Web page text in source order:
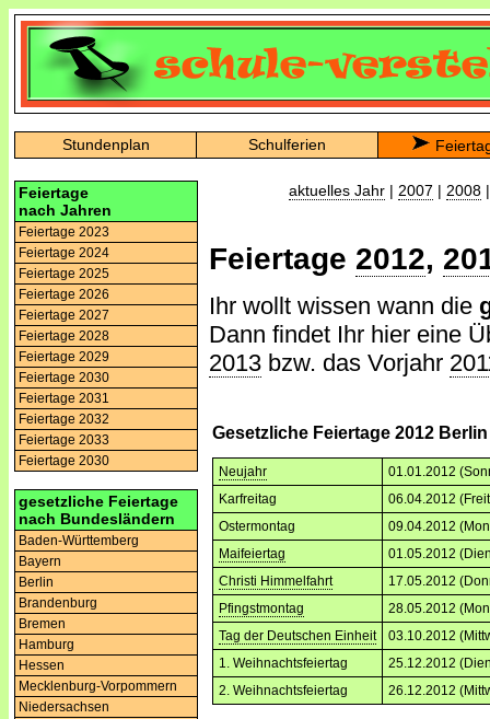
Stundenplan Schulferien
Feiertage
nach Jahren
Feiertage 2023
Feiertage 2024
Feiertage 2025
Feiertage 2026
Feiertage 2027
Feiertage 2028
Feiertage 2029
Feiertage 2030
Feiertage 2031
Feiertage 2032
Feiertage 2033
Feiertage 2030
gesetzliche Feiertage
nach Bundesländern
Baden-Württemberg
Bayern
Berlin
Brandenburg
Bremen
Hamburg
Hessen
Mecklenburg-Vorpommern
Niedersachsen
aktuelles Jahr | 2007 | 2008
Feiertage 2012,
Ihr wollt wissen wann die
Dann findet Ihr hier eine
2013 bzw. das Vorjahr
Gesetzliche Feiertage 2012 Berlin
Neujahr
01.01.2012
Karfreitag
06.04.2012
Ostermontag
09.04.2012
Maifeiertag
01.05.2012
Christi Himmelfahrt
17.05.2012
Pfingstmontag
28.05.2012
Tag der Deutschen Einheit
03.10.2012
1. Weihnachtsfeiertag
25.12.2012
2. Weihnachtsfeiertag
26.12.2012